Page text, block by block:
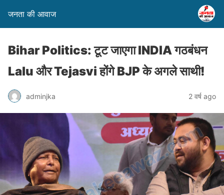
जनता की आवाज
Bihar Politics: टूट जाएगा INDIA गठबंधन
Lalu और Tejasvi होंगे BJP के अगले साथी!
adminjka 2 वर्ष ago